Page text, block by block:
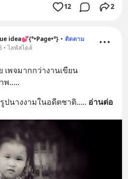
12 2
idea💕{°•Page•°} • ติดตาม
• ไลฟ์สไตล์
พจมากกว่างานเขียน
พ.....
ปนางงามในอดีตชาติ..... อ่านต่อ